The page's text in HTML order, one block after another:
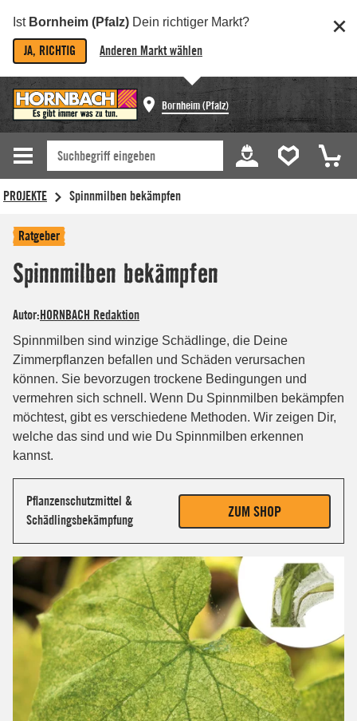
Ist Bornheim (Pfalz) Dein richtiger Markt?
JA, RICHTIG Anderen Markt wählen
Bornheim (Pfalz)